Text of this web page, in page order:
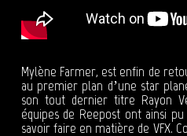
Mylène Farmer, est enfin de
au premier plan d’une star
son tout dernier titre Rayon
équipes de Reepost ont ainsi
savoir faire en matière de VFX.